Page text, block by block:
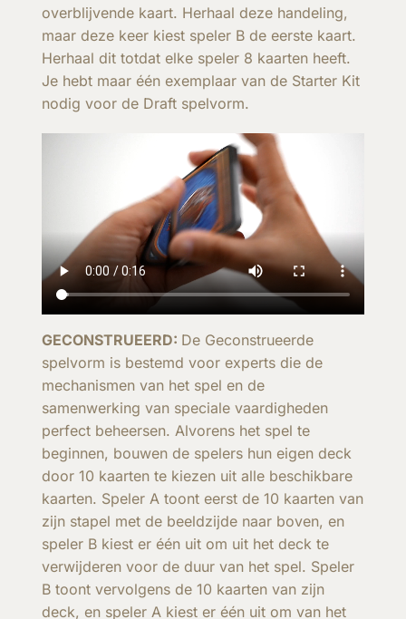
overblijvende kaart. Herhaal deze handeling,
maar deze keer kiest speler B de eerste kaart.
Herhaal dit totdat elke speler 8 kaarten heeft.
Je hebt maar één exemplaar van de Starter Kit
nodig voor de Draft spelvorm.
GECONSTRUEERD: De Geconstrueerde
spelvorm is bestemd voor experts die de
mechanismen van het spel en de
samenwerking van speciale vaardigheden
perfect beheersen. Alvorens het spel te
beginnen, bouwen de spelers hun eigen deck
door 10 kaarten te kiezen uit alle beschikbare
kaarten. Speler A toont eerst de 10 kaarten van
zijn stapel met de beeldzijde naar boven, en
speler B kiest er één uit om uit het deck te
verwijderen voor de duur van het spel. Speler
B toont vervolgens de 10 kaarten van zijn
deck, en speler A kiest er één uit om van het